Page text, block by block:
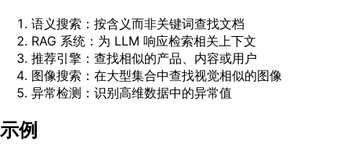
语义搜索：按含义而非关键词查找文档
RAG 系统：为 LLM 响应检索相关上下文
推荐引擎：查找相似的产品、内容或用户
图像搜索：在大型集合中查找视觉相似的图像
异常检测：识别高维数据中的异常值
示例